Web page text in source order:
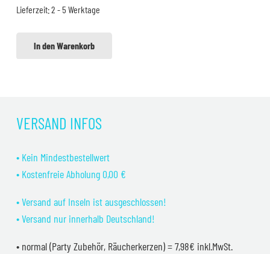
Lieferzeit:2 - 5 Werktage
In den Warenkorb
VERSAND INFOS
• Kein Mindestbestellwert
• Kostenfreie Abholung 0,00 €
• Versand auf Inseln ist ausgeschlossen!
• Versand nur innerhalb Deutschland!
• normal (Party Zubehör, Räucherkerzen) = 7,98€ inkl.MwSt.